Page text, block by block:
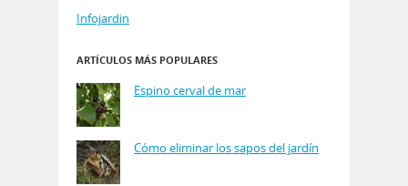
Infojardin
ARTÍCULOS MÁS POPULARES
Espino cerval de mar
Cómo eliminar los sapos del jardín